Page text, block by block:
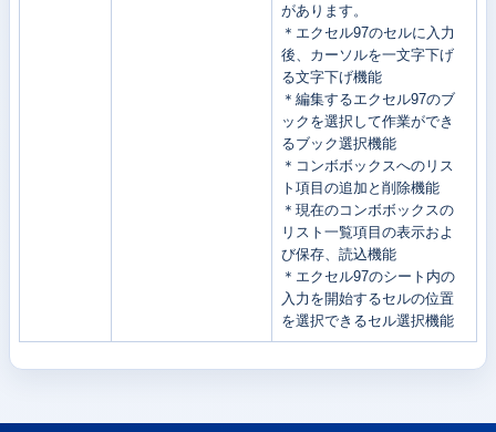
があります。
＊エクセル97のセルに入力
後、カーソルを一文字下げ
る文字下げ機能
＊編集するエクセル97のブ
ックを選択して作業ができ
るブック選択機能
＊コンボボックスへのリス
ト項目の追加と削除機能
＊現在のコンボボックスの
リスト一覧項目の表示およ
び保存、読込機能
＊エクセル97のシート内の
入力を開始するセルの位置
を選択できるセル選択機能